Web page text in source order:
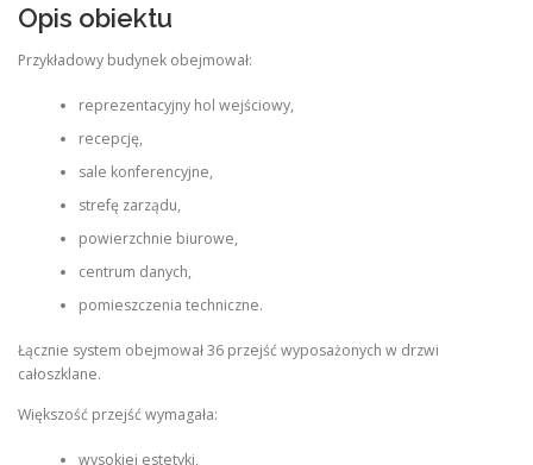
Opis obiektu
Przykładowy budynek obejmował:
reprezentacyjny hol wejściowy,
recepcję,
sale konferencyjne,
strefę zarządu,
powierzchnie biurowe,
centrum danych,
pomieszczenia techniczne.
Łącznie system obejmował 36 przejść wyposażonych w drzwi
całoszklane.
Większość przejść wymagała:
wysokiej estetyki,